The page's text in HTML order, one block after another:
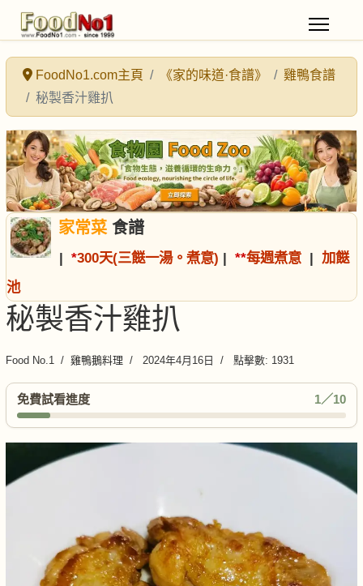
FoodNo1.com主頁 《家的味道·食譜》
雞鴨食譜
秘製香汁雞扒
家常菜食譜
| *300天(三餸一湯。煮意) | **每週煮意 | 加餸
池
秘製香汁雞扒
Food No.1 雞鴨鵝料理 2024年4月16日 點擊數: 1931
免費試看進度 1／10